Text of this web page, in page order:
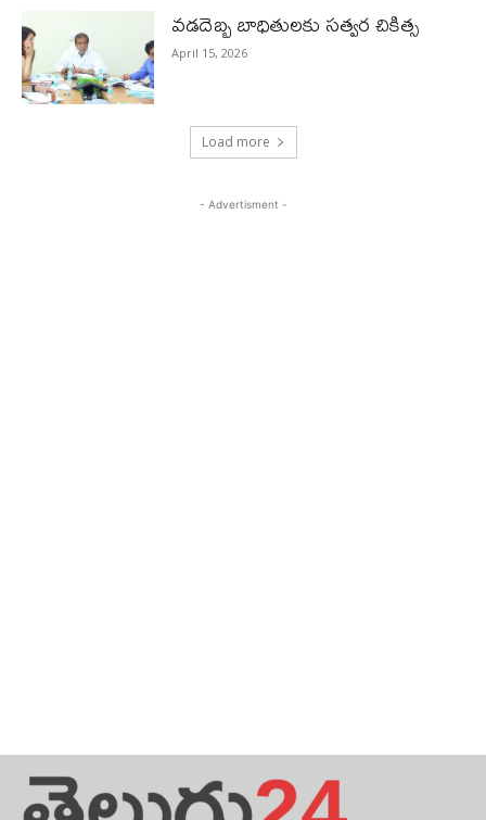
వడదెబ్బ బాధితులకు సత్వర చికిత్స
April 15, 2026
Load more
- Advertisment -